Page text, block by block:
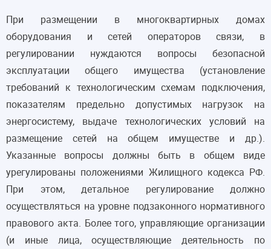
При размещении в многоквартирных домах
оборудования и сетей операторов связи, в
регулировании нуждаются вопросы безопасной
эксплуатации общего имущества (установление
требований к технологическим схемам подключения,
показателям предельно допустимых нагрузок на
энергосистему, выдаче технологических условий на
размещение сетей на общем имуществе и др.).
Указанные вопросы должны быть в общем виде
урегулированы положениями Жилищного кодекса РФ.
При этом, детальное регулирование должно
осуществляться на уровне подзаконного нормативного
правового акта. Более того, управляющие организации
(и иные лица, осуществляющие деятельность по